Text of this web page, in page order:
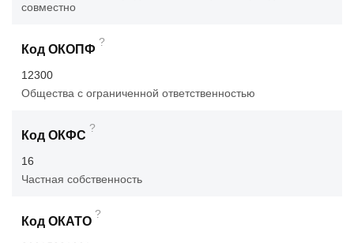
совместно
Код ОКОПФ
?
12300
Общества с ограниченной ответственностью
Код ОКФС
?
16
Частная собственность
Код ОКАТО
?